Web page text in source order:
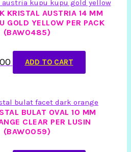
KRISTAL AUSTRIA 14 MM
GOLD YELLOW PER PACK
(BAW0485)
ADD TO CART
BULAT OVAL 10 MM
CLEAR PER LUSIN
(BAW0059)